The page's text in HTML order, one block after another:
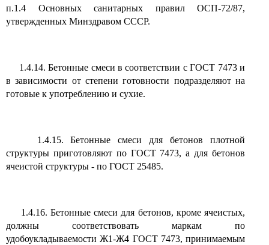
п.1.4 Основных санитарных правил ОСП-72/87,
утвержденных Минздравом СССР.
1.4.14. Бетонные смеси в соответствии с ГОСТ 7473 и
в зависимости от степени готовности подразделяют на
готовые к употреблению и сухие.
1.4.15. Бетонные смеси для бетонов плотной
структуры приготовляют по ГОСТ 7473, а для бетонов
ячеистой структуры - по ГОСТ 25485.
1.4.16. Бетонные смеси для бетонов, кроме ячеистых,
должны соответствовать маркам по
удобоукладываемости Ж1-Ж4 ГОСТ 7473, принимаемым